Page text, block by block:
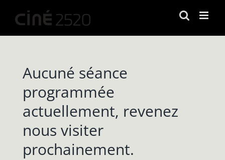
contenu
Aucuné séance
programmée
actuellement, revenez
nous visiter
prochainement.